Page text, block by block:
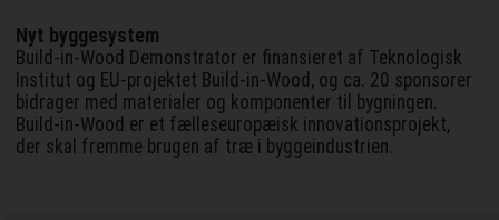
Nyt byggesystem
Build-in-Wood Demonstrator er finansieret af Teknologisk
Institut og EU-projektet Build-in-Wood, og ca. 20 sponsorer
bidrager med materialer og komponenter til bygningen.
Build-in-Wood er et fælleseuropæisk innovationsprojekt,
der skal fremme brugen af træ i byggeindustrien.